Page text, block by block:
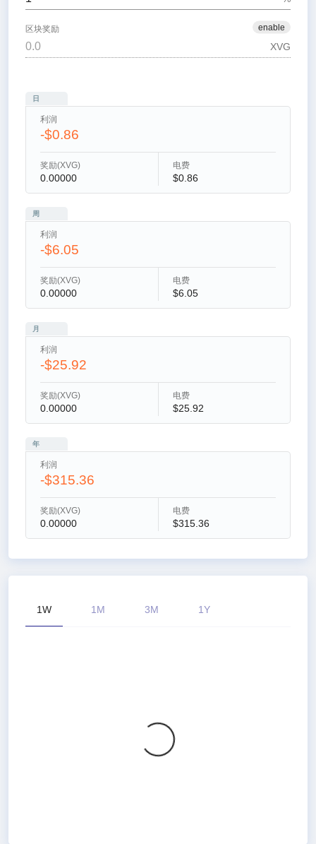
enable
区块奖励
XVG
日
利润
-$0.86
奖励(XVG)
0.00000
电费
$0.86
周
利润
-$6.05
奖励(XVG)
0.00000
电费
$6.05
月
利润
-$25.92
奖励(XVG)
0.00000
电费
$25.92
年
利润
-$315.36
奖励(XVG)
0.00000
电费
$315.36
1W 1M 3M 1Y